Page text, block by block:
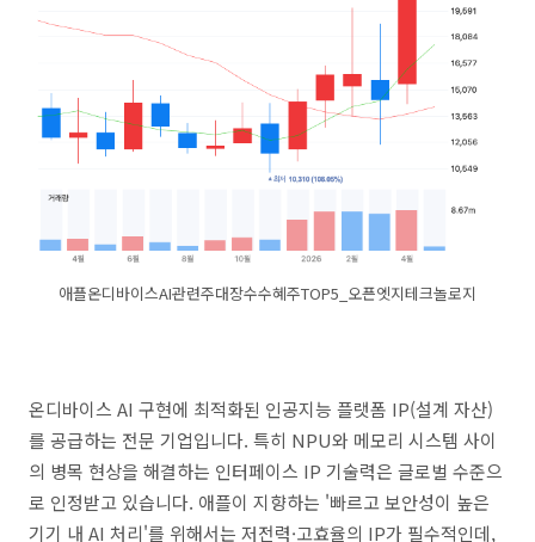
애플온디바이스AI관련주대장수수혜주TOP5_오픈엣지테크놀로지
온디바이스 AI 구현에 최적화된 인공지능 플랫폼 IP(설계 자산)
를 공급하는 전문 기업입니다. 특히 NPU와 메모리 시스템 사이
의 병목 현상을 해결하는 인터페이스 IP 기술력은 글로벌 수준으
로 인정받고 있습니다. 애플이 지향하는 '빠르고 보안성이 높은
기기 내 AI 처리'를 위해서는 저전력·고효율의 IP가 필수적인데,